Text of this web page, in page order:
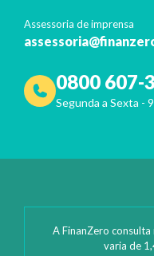
Assessoria de imprensa
0800 607-
Segunda a Sexta -
A FinanZero
varia de